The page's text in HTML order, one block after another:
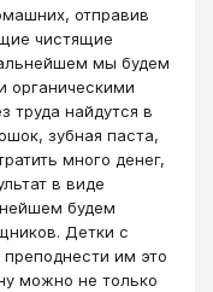
отправив
чистящие
мы будем
органическими
труда найдутся в
зубная паста,
много денег,
в виде
будем
Детки с
им это
можно не только